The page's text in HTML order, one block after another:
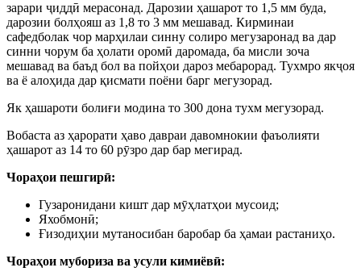
зарари ҷиддӣ мерасонад. Дарозии ҳашарот то 1,5 мм буда,
дарозии болҳояш аз 1,8 то 3 мм мешавад. Кирминаи
сафедболак чор марҳилаи синну солиро мегузаронад ва дар
синни чорум ба ҳолати оромӣ даромада, ба мисли зоча
мешавад ва баъд бол ва пойҳои дароз мебарорад. Тухмро якҷоя
ва ё алоҳида дар қисмати поёни барг мегузорад.
Як ҳашароти болиғи модина то 300 дона тухм мегузорад.
Вобаста аз ҳарорати ҳаво давраи давомнокии фаъолияти
ҳашарот аз 14 то 60 рӯзро дар бар мегирад.
Чораҳои пешгирӣ:
Гузаронидани кишт дар мӯҳлатҳои мусоид;
Яхобмонӣ;
Ғизодиҳии мутаносибан баробар ба ҳамаи растаниҳо.
Чораҳои мубориза ва усули кимиёвӣ: